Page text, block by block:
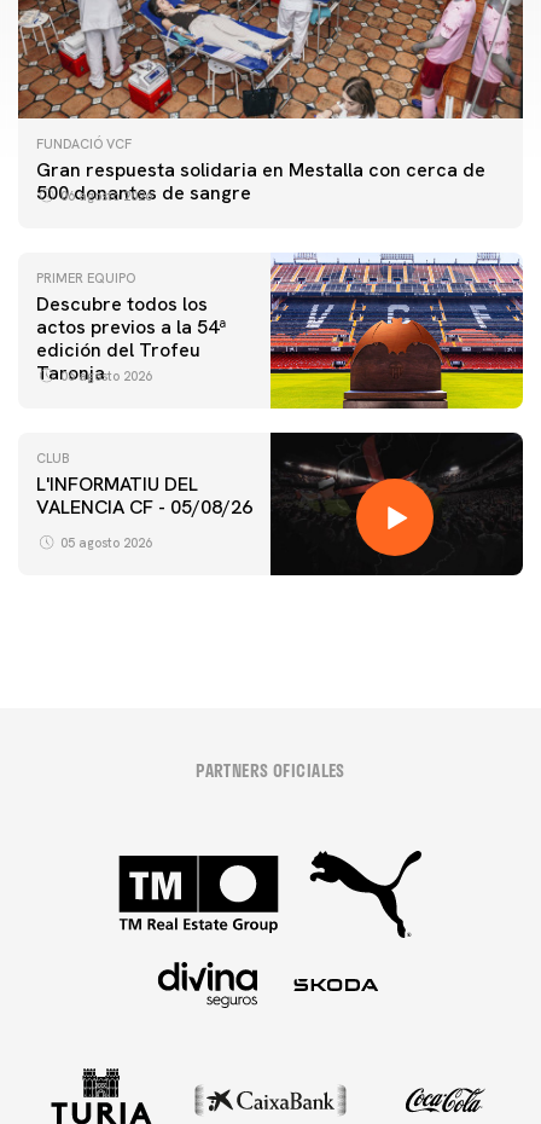
FUNDACIÓ VCF
Gran respuesta solidaria en Mestalla con cerca de
500 donantes de sangre
06 agosto 2026
PRIMER EQUIPO
Descubre todos los
actos previos a la 54ª
edición del Trofeu
Taronja
06 agosto 2026
CLUB
L'INFORMATIU DEL
VALENCIA CF - 05/08/26
05 agosto 2026
PRIMER EQUIPO
ENTRENAMIENTO MATINAL DEL VALENCIA CF
5/8/2026
PARTNERS OFICIALES